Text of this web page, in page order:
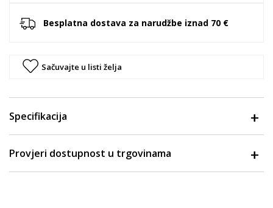
Besplatna dostava za narudžbe iznad 70 €
Sačuvajte u listi želja
Specifikacija
Provjeri dostupnost u trgovinama